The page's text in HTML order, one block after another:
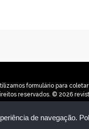
de navegação.
formulário para
reservados. © 2026
Política